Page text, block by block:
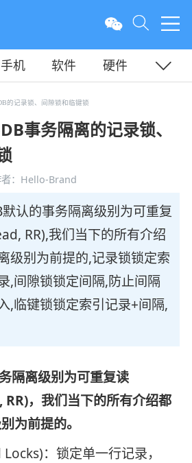
手机 软件
硬件
务器
的记录锁、间隙锁和临键锁
事务隔离的记录锁、
：Hello-Brand
认的事务隔离级别为可重复
RR),我们当下的所有介绍
级别为前提的,记录锁锁定索
,间隙锁锁定间隔,防止间隔
,临键锁锁定索引记录+间隔,
隔离级别为可重复读
，我们当下的所有介绍都
为前提的。
：锁定单一行记录，